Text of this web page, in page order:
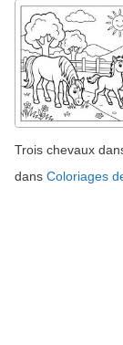
Trois chevaux
dans Coloriages